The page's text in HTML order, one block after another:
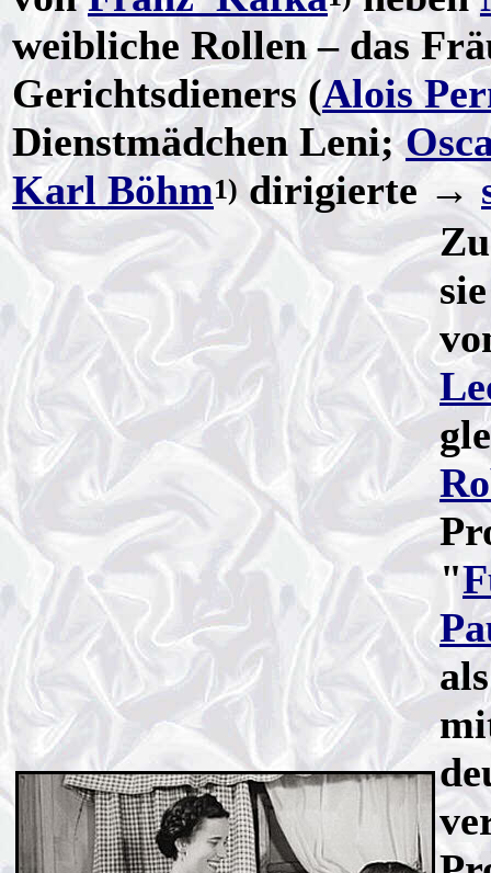
weibliche Rollen – das
Gerichtsdieners (Alois
Dienstmädchen Leni;
Karl Böhm1)dirigierte →
"